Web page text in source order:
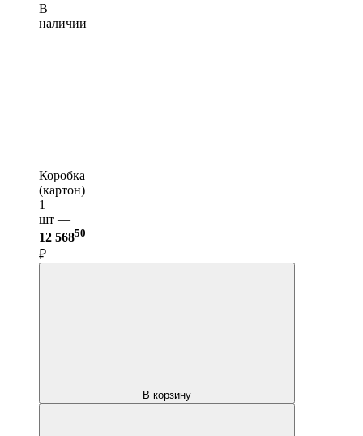
В
наличии
Коробка
(картон)
1
шт —
12 56850
₽
В корзину